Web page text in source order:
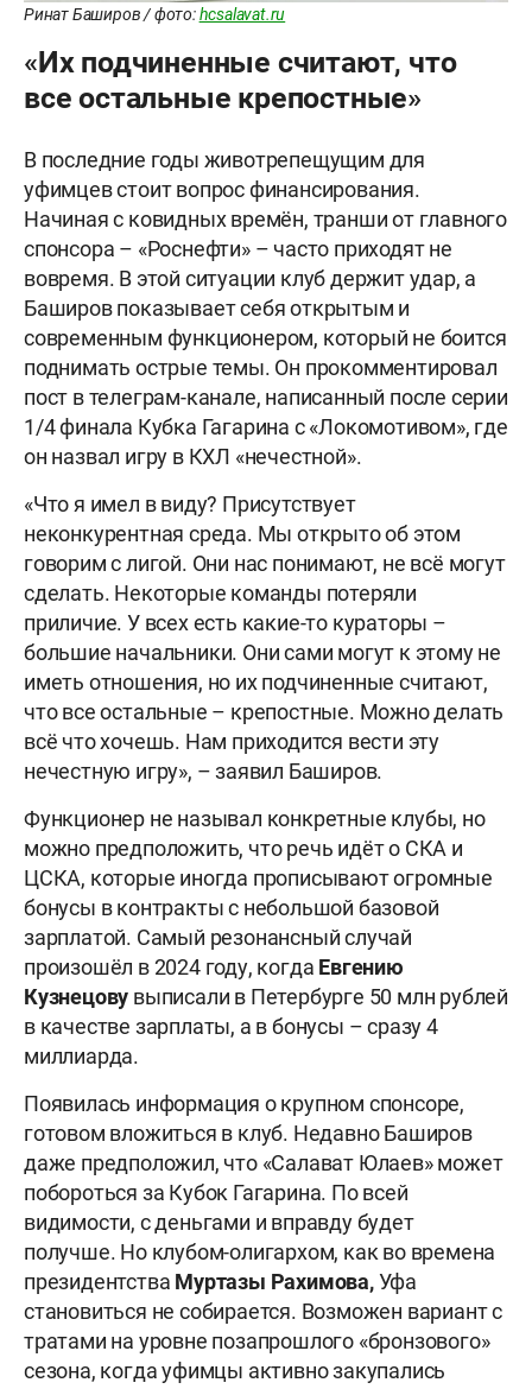
Ринат Баширов / фото:hcsalavat.ru
«Их подчиненные считают, что
все остальные крепостные»
В последние годы животрепещущим для
уфимцев стоит вопрос финансирования.
Начиная с ковидных времён, транши от главного
спонсора – «Роснефти» – часто приходят не
вовремя. В этой ситуации клуб держит удар, а
Баширов показывает себя открытым и
современным функционером, который не боится
поднимать острые темы. Он прокомментировал
пост в телеграм-канале, написанный после серии
1/4 финала Кубка Гагарина с «Локомотивом», где
он назвал игру в КХЛ «нечестной».
«Что я имел в виду? Присутствует
неконкурентная среда. Мы открыто об этом
говорим с лигой. Они нас понимают, не всё могут
сделать. Некоторые команды потеряли
приличие. У всех есть какие-то кураторы –
большие начальники. Они сами могут к этому не
иметь отношения, но их подчиненные считают,
что все остальные – крепостные. Можно делать
всё что хочешь. Нам приходится вести эту
нечестную игру», – заявил Баширов.
Функционер не называл конкретные клубы, но
можно предположить, что речь идёт о СКА и
ЦСКА, которые иногда прописывают огромные
бонусы в контракты с небольшой базовой
зарплатой. Самый резонансный случай
произошёл в 2024 году, когда Евгению
Кузнецову выписали в Петербурге 50 млн рублей
в качестве зарплаты, а в бонусы – сразу 4
миллиарда.
Появилась информация о крупном спонсоре,
готовом вложиться в клуб. Недавно Баширов
даже предположил, что «Салават Юлаев» может
побороться за Кубок Гагарина. По всей
видимости, с деньгами и вправду будет
получше. Но клубом-олигархом, как во времена
президентства Муртазы Рахимова,Уфа
становиться не собирается. Возможен вариант с
тратами на уровне позапрошлого «бронзового»
сезона, когда уфимцы активно закупались